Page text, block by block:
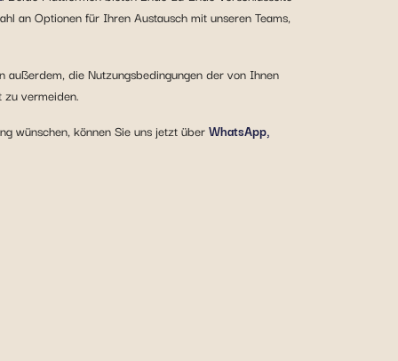
an Optionen für Ihren Austausch mit unseren Teams,
die Nutzungsbedingungen der von Ihnen
vermeiden.
wünschen, können Sie uns jetzt überWhatsApp,